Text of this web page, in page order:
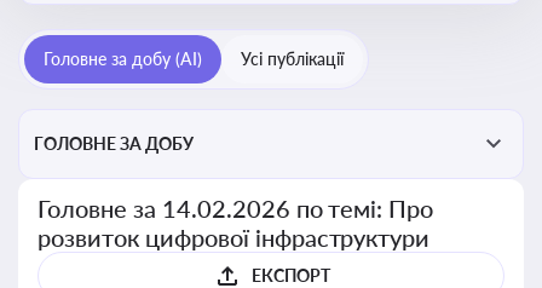
Головне за добу (AI) Усі публікації
ГОЛОВНЕ ЗА ДОБУ
Головне за 14.02.2026 по темі: Про
розвиток цифрової інфраструктури
ЕКСПОРТ